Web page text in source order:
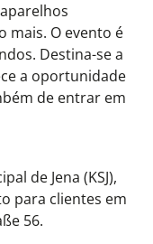
mais. O evento é
Destina-se a
a oportunidade
de entrar em
de Jena (KSJ),
para clientes em
56.